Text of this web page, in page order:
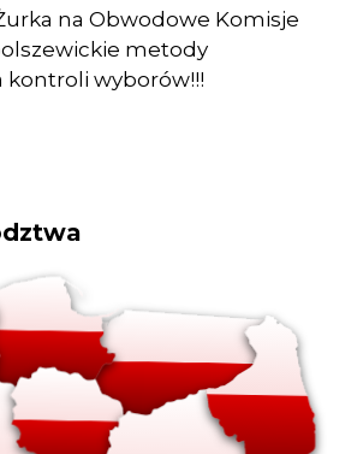
na Obwodowe Komisje
metody
kontroli wyborów!!!